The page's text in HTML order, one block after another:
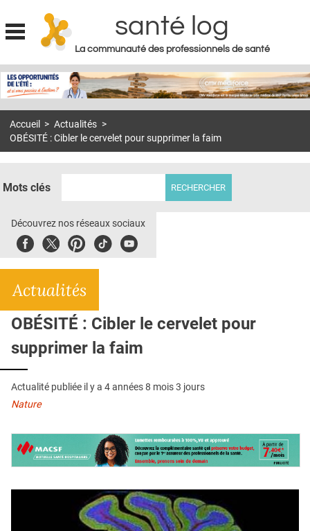
Jump to navigation
santé log
La communauté des professionnels de santé
MON COMPTE
S'ABONNER À LA REVUE SOIN À DOMICILE
DOSSIERS
E-REVUE SAD
L'APP
QUI SOMMES-NOUS ?
PUBLICITÉ
CONDITIONS GÉNÉRALES
CONTACT
Accueil > Actualités >
OBÉSITÉ : Cibler le cervelet pour supprimer la faim
Mots clés
Découvrez nos réseaux sociaux
FacebookTwitterPinterest
TiktokYoubute
Actualités
OBÉSITÉ : Cibler le cervelet pour
supprimer la faim
Actualité publiée il y a 4 années 8 mois 3 jours
Nature